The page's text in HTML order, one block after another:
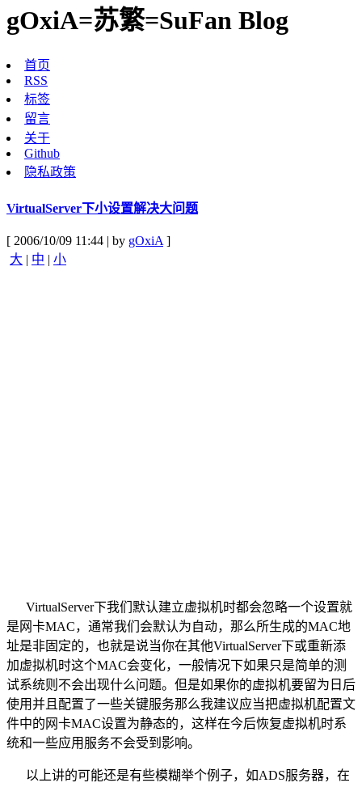
gOxiA=苏繁=SuFan Blog
首页
RSS
标签
留言
关于
Github
隐私政策
VirtualServer下小设置解决大问题
[ 2006/10/09 11:44 | by gOxiA]
大 | 中 | 小
VirtualServer下我们默认建立虚拟机时都会忽略一个设置就
是网卡MAC，通常我们会默认为自动，那么所生成的MAC地
址是非固定的，也就是说当你在其他VirtualServer下或重新添
加虚拟机时这个MAC会变化，一般情况下如果只是简单的测
试系统则不会出现什么问题。但是如果你的虚拟机要留为日后
使用并且配置了一些关键服务那么我建议应当把虚拟机配置文
件中的网卡MAC设置为静态的，这样在今后恢复虚拟机时系
统和一些应用服务不会受到影响。
以上讲的可能还是有些模糊举个例子，如ADS服务器，在